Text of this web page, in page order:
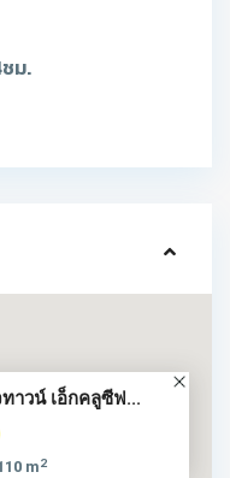
ม.
ทาวน์ เอ็กคลูซีฟ...
m2